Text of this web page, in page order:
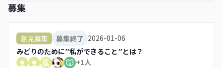
募集
意見募集 募集終了 2026-01-06
みどりのために”私ができること”とは？
+1人